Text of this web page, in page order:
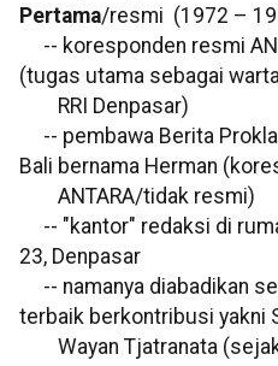
Pertama/resmi (1972 –
-- koresponden resmi
(tugas utama sebagai
RRI Denpasar)
-- pembawa Berita
Bali bernama Herman
ANTARA/tidak resmi)
-- "kantor" redaksi di
23, Denpasar
-- namanya diabadikan
terbaik berkontribusi yakni
Wayan Tjatranata